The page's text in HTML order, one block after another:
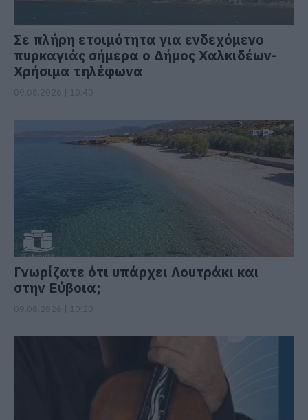
Σε πλήρη ετοιμότητα για ενδεχόμενο
πυρκαγιάς σήμερα ο Δήμος Χαλκιδέων-
Χρήσιμα τηλέφωνα
Γνωρίζατε ότι υπάρχει Λουτράκι και
στην Εύβοια;